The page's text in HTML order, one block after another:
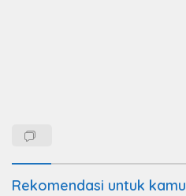
Rekomendasi untuk kamu